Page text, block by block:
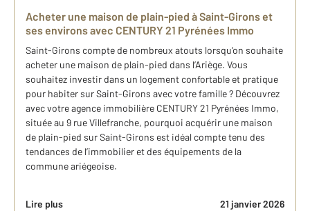
Acheter une maison de plain-pied à Saint-Girons et
ses environs avec CENTURY 21 Pyrénées Immo
Saint-Girons compte de nombreux atouts lorsqu’on souhaite
acheter une maison de plain-pied dans l’Ariège. Vous
souhaitez investir dans un logement confortable et pratique
pour habiter sur Saint-Girons avec votre famille ? Découvrez
avec votre agence immobilière CENTURY 21 Pyrénées Immo,
située au 9 rue Villefranche, pourquoi acquérir une maison
de plain-pied sur Saint-Girons est idéal compte tenu des
tendances de l’immobilier et des équipements de la
commune ariégeoise.
Lire plus 21 janvier 2026